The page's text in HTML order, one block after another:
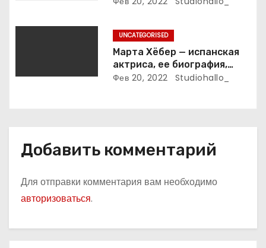
UNCATEGORISED
Марта Хёбер — испанская
актриса, ее биография,
фото и интересные факты,
Фев 20, 2022 Studiohallo_
Добавить комментарий
Для отправки комментария вам необходимо
авторизоваться.